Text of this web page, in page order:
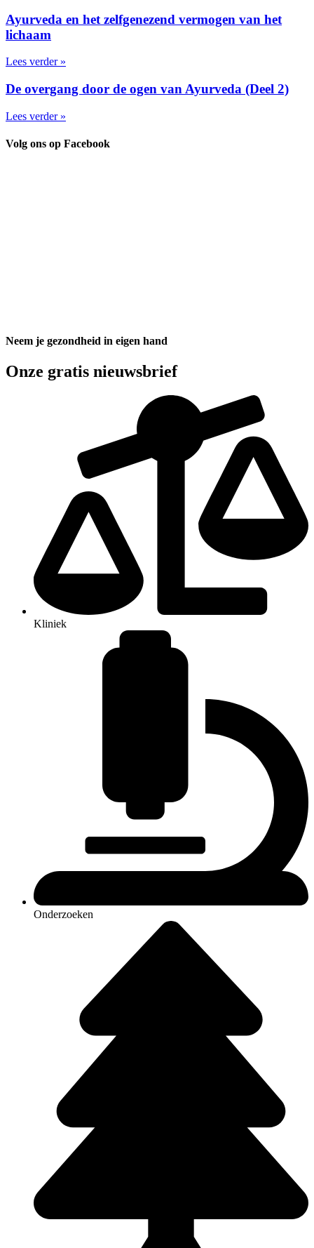
Ayurveda en het zelfgenezend vermogen van het
lichaam
Lees verder »
De overgang door de ogen van Ayurveda (Deel 2)
Lees verder »
Volg ons op Facebook
Neem je gezondheid in eigen hand
Onze gratis nieuwsbrief
Kliniek
Onderzoeken